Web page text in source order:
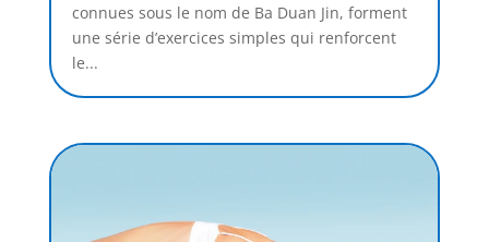
connues sous le nom de Ba Duan Jin, forment
une série d’exercices simples qui renforcent
le...